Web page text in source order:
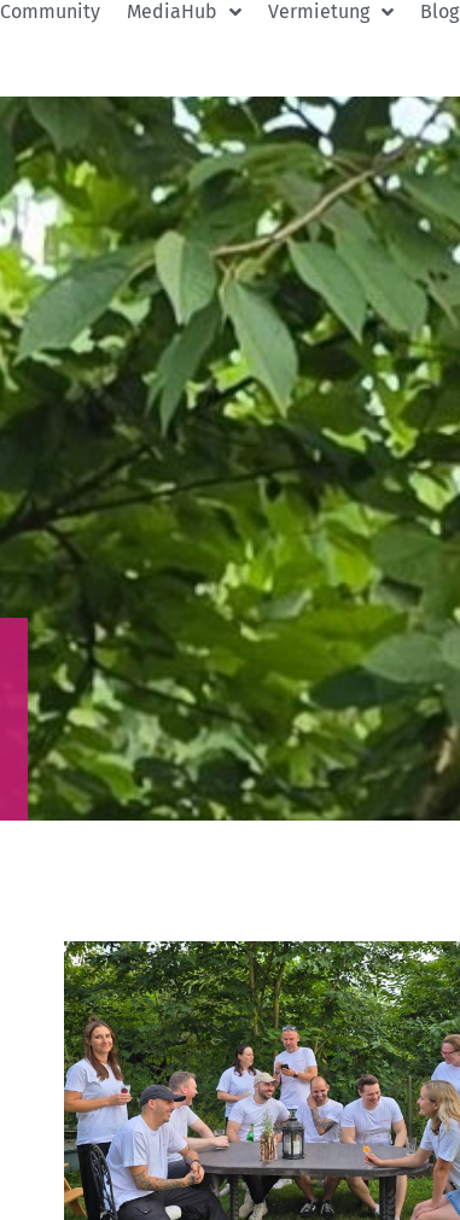
Community MediaHub Vermietung Blog